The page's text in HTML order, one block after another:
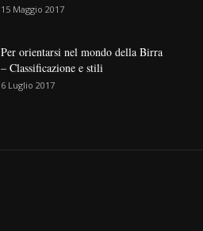
15 Maggio 2017
Per orientarsi nel mondo della Birra
– Classificazione e stili
6 Luglio 2017